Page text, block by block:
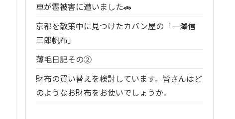
車が雹被害に遭いました🚗
京都を散策中に見つけたカバン屋の「一澤信
三郎帆布」
薄毛日記その②
財布の買い替えを検討しています。皆さんはど
のようなお財布をお使いでしょうか。